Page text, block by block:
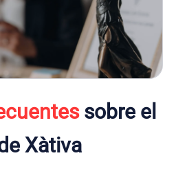
sobre el
Xàtiva